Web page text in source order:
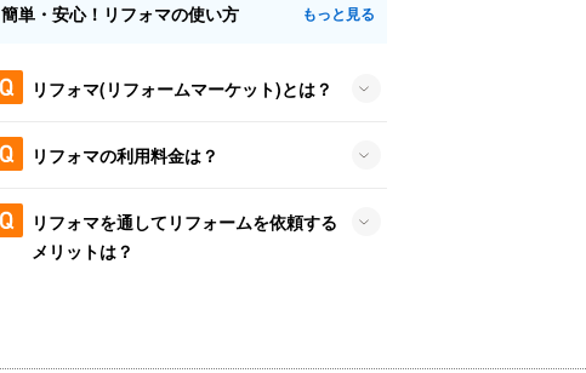
簡単・安心！リフォマの使い方 もっと見る
リフォマ(リフォームマーケット)とは？
リフォマの利用料金は？
リフォマを通してリフォームを依頼する
メリットは？